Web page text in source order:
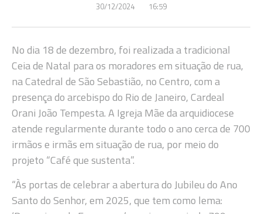
30/12/2024 16:59
No dia 18 de dezembro, foi realizada a tradicional
Ceia de Natal para os moradores em situação de rua,
na Catedral de São Sebastião, no Centro, com a
presença do arcebispo do Rio de Janeiro, Cardeal
Orani João Tempesta. A Igreja Mãe da arquidiocese
atende regularmente durante todo o ano cerca de 700
irmãos e irmãs em situação de rua, por meio do
projeto “Café que sustenta”.
“Às portas de celebrar a abertura do Jubileu do Ano
Santo do Senhor, em 2025, que tem como lema: